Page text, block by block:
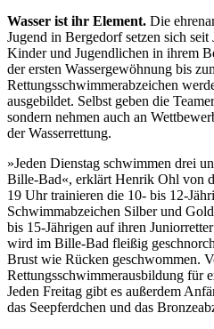
Wasser ist ihr Element. Die
Jugend in Bergedorf setzen sich seit
Kinder und Jugendlichen in ihrem
der ersten Wassergewöhnung bis
Rettungsschwimmerabzeichen
ausgebildet. Selbst geben die
sondern nehmen auch an
der Wasserrettung.
»Jeden Dienstag schwimmen drei
Bille-Bad«, erklärt Henrik Ohl von
19 Uhr trainieren die 10- bis 12-
Schwimmabzeichen Silber und
bis 15-Jährigen auf ihren
wird im Bille-Bad fleißig
Brust wie Rücken geschwommen.
Rettungsschwimmerausbildung für
Jeden Freitag gibt es außerdem
das Seepferdchen und das